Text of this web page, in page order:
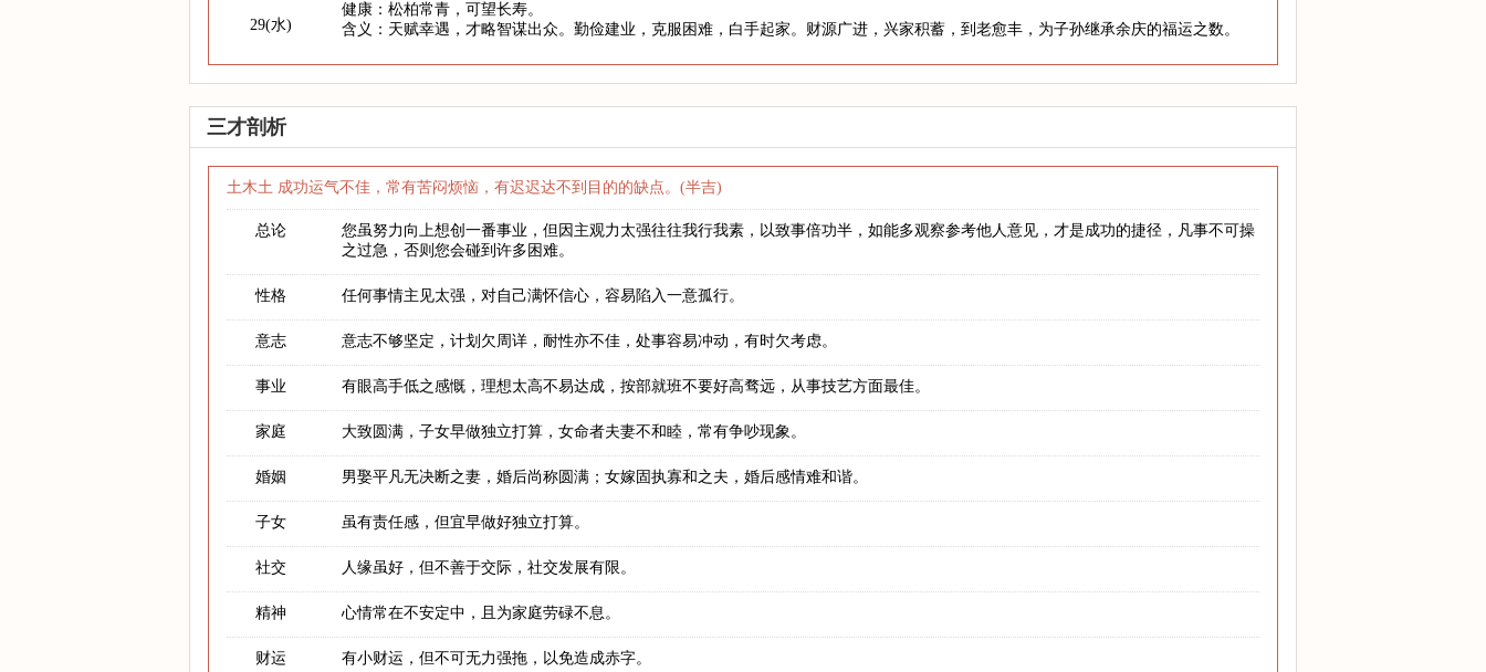
29(水)
健康：松柏常青，可望长寿。
含义：天赋幸遇，才略智谋出众。勤俭建业，克服困难，白手起家。财源广进，兴家积蓄，到老愈丰，为子孙继承余庆的福运之数。
三才剖析
土木土 成功运气不佳，常有苦闷烦恼，有迟迟达不到目的的缺点。(半吉)
总论
您虽努力向上想创一番事业，但因主观力太强往往我行我素，以致事倍功半，如能多观察参考他人意见，才是成功的捷径，凡事不可操
之过急，否则您会碰到许多困难。
性格 任何事情主见太强，对自己满怀信心，容易陷入一意孤行。
意志 意志不够坚定，计划欠周详，耐性亦不佳，处事容易冲动，有时欠考虑。
事业 有眼高手低之感慨，理想太高不易达成，按部就班不要好高骛远，从事技艺方面最佳。
家庭 大致圆满，子女早做独立打算，女命者夫妻不和睦，常有争吵现象。
婚姻 男娶平凡无决断之妻，婚后尚称圆满；女嫁固执寡和之夫，婚后感情难和谐。
子女 虽有责任感，但宜早做好独立打算。
社交 人缘虽好，但不善于交际，社交发展有限。
精神 心情常在不安定中，且为家庭劳碌不息。
财运 有小财运，但不可无力强拖，以免造成赤字。